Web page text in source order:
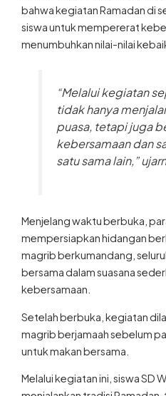
bahwa kegiatan Ramadan di
siswa untuk mempererat
menumbuhkan nilai-nilai
“Melalui kegiatan
tidak hanya
puasa, tetapi juga
kebersamaan dan
satu sama lain,”
Menjelang waktu berbuka,
mempersiapkan hidangan
magrib berkumandang,
bersama dalam suasana
kebersamaan.
Setelah berbuka, kegiatan
magrib berjamaah sebelum
untuk makan bersama.
Melalui kegiatan ini, siswa SD